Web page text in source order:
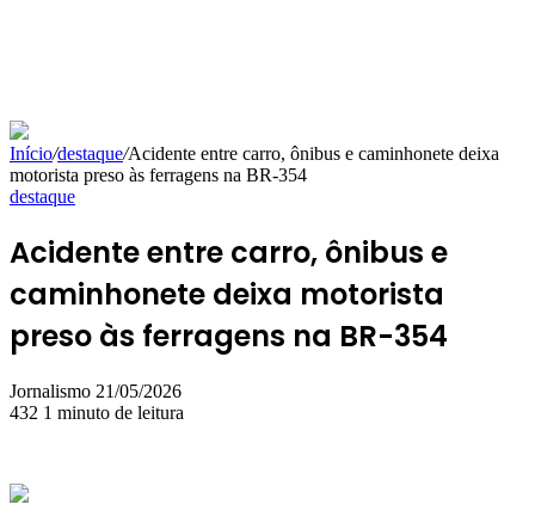
Início/destaque/Acidente entre carro, ônibus e caminhonete deixa
motorista preso às ferragens na BR-354
destaque
Acidente entre carro, ônibus e
caminhonete deixa motorista
preso às ferragens na BR-354
Jornalismo Mande
um
21/05/2026
432 1 minuto de leitura